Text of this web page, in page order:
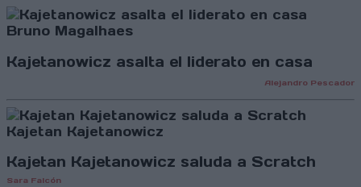
Bruno Magalhaes
Kajetanowicz asalta el liderato en casa
Alejandro Pescador
Kajetan Kajetanowicz
Kajetan Kajetanowicz saluda a Scratch
Sara Falcón